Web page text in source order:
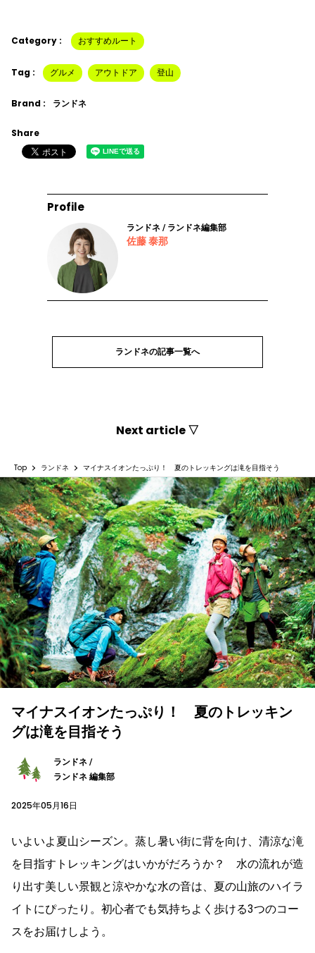
Category : おすすめルート
Tag : グルメ アウトドア 登山
Brand : ランドネ
Share
Profile
ランドネ / ランドネ編集部
佐藤 泰那
ランドネの記事一覧へ
Next article ▽
Top ランドネ マイナスイオンたっぷり！ 夏のトレッキングは滝を目指そう
マイナスイオンたっぷり！ 夏のトレッキン
グは滝を目指そう
ランドネ /
ランドネ 編集部
2025年05月16日
いよいよ夏山シーズン。蒸し暑い街に背を向け、清涼な滝
を目指すトレッキングはいかがだろうか？ 水の流れが造
り出す美しい景観と涼やかな水の音は、夏の山旅のハイラ
イトにぴったり。初心者でも気持ちよく歩ける3つのコー
スをお届けしよう。